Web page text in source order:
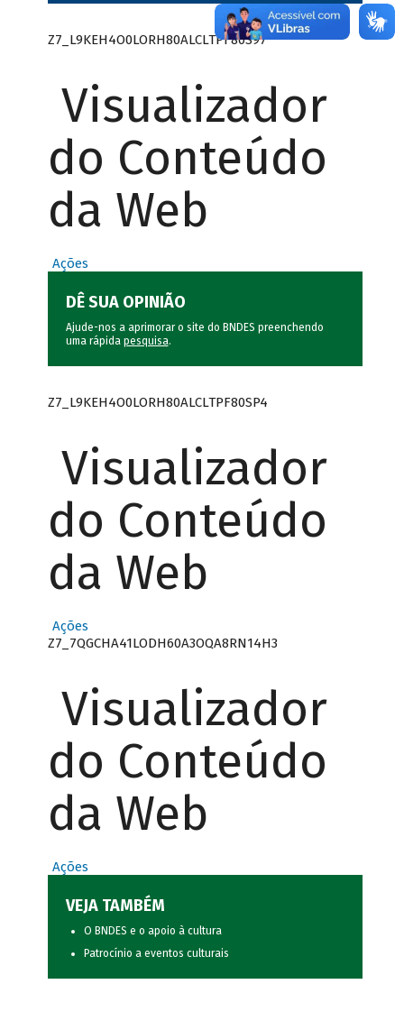
Z7_L9KEH4O0LORH80ALCLTPF80S97
Visualizador
do Conteúdo
da Web
Ações
DÊ SUA OPINIÃO
Ajude-nos a aprimorar o site do BNDES preenchendo
uma rápida pesquisa.
Z7_L9KEH4O0LORH80ALCLTPF80SP4
Visualizador
do Conteúdo
da Web
Ações
Z7_7QGCHA41LODH60A3OQA8RN14H3
Visualizador
do Conteúdo
da Web
Ações
VEJA TAMBÉM
O BNDES e o apoio à cultura
Patrocínio a eventos culturais